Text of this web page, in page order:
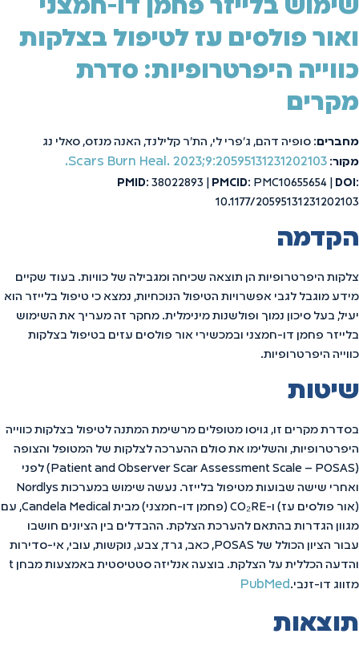
שימוש בלייזר פחמן דו-חמצני
ואור פולסים עז לטיפול בצלקות
כווייה היפרטרופיות: סדרת
מקרים
מחברים: סופיה דהם, ג'פרי לי, הת'ר קלילנד, האנה מנזס, סאלי נג
מקור:
Scars Burn Heal. 2023;9:20595131231202103.
PMID: 38022893 | PMCID: PMC10655654 | DOI:
10.1177/20595131231202103
הקדמה
צלקות היפרטרופיות הן תוצאה שכיחה ומגבילה של כוויות. בעוד שקיים
מידע מוגבל לגבי אפשרויות הטיפול הנוכחיות, נמצא כי טיפול בלייזר הוא
יעיל, בעל סיכון נמוך ופולשנות מינימלית. מחקר זה מעריך את השימוש
בלייזר פחמן דו-חמצני ובמכשירי אור פולסים עזים בטיפול בצלקות
כווייה היפרטרופיות.
שיטות
בסדרת מקרים זו, גויסו מטופלים מרשימת המתנה לטיפול בצלקות כווייה
היפרטרופיות, והשלימו את סולם ההערכה לצלקות של המטופל והצופה
(Patient and Observer Scar Assessment Scale – POSAS) לפני
ואחרי שישה שבועות מטיפול בלייזר. נעשה שימוש במערכות Nordlys
(אור פולסים עז) ו-CO₂RE (פחמן דו-חמצני) מבית Candela Medical, עם
מגוון הגדרות בהתאם להערכת הצלקת. ההבדלים בין הציונים חושבו
עבור הציון הכולל של POSAS, כאב, גרד, צבע, נוקשות, עובי, אי-סדירות
והדעה הכללית על הצלקת. בוצעה אנליזה סטטיסטית באמצעות מבחן t
מזווג דו-זנבי.PubMed
תוצאות